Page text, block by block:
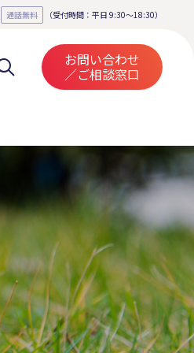
通話無料 （受付時間：平日 9:30～18:30）
お問い合わせ
／ご相談窓口